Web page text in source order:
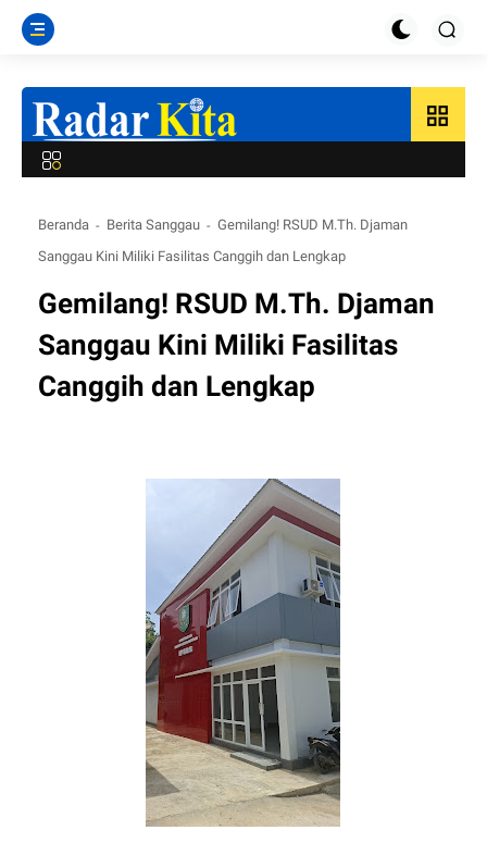
grid_view
Beranda Berita Sanggau
Gemilang! RSUD M.Th. Djaman
Sanggau Kini Miliki Fasilitas Canggih dan Lengkap
Gemilang! RSUD M.Th. Djaman
Sanggau Kini Miliki Fasilitas
Canggih dan Lengkap